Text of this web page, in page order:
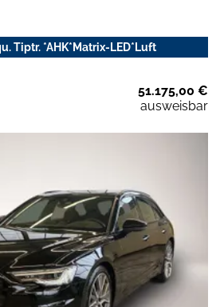
Tiptr. *AHK*Matrix-LED*Luft
51.175,00 €
ausweisbar